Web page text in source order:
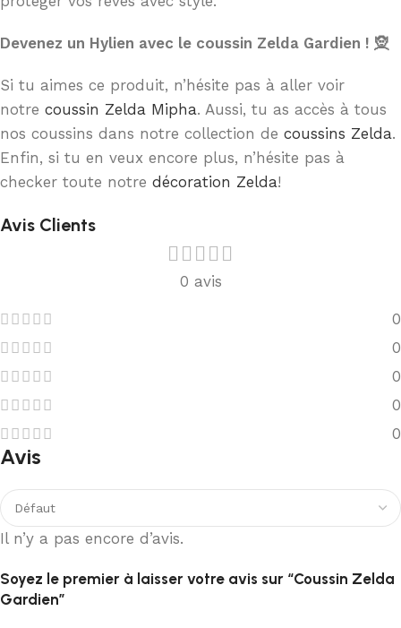
Devenez un Hylien avec le coussin Zelda Gardien ! 🧝
Si tu aimes ce produit, n’hésite pas à aller voir
notre coussin Zelda Mipha. Aussi, tu as accès à tous
nos coussins dans notre collection de coussins Zelda.
Enfin, si tu en veux encore plus, n’hésite pas à
checker toute notre décoration Zelda!
Avis Clients
0 avis
0
0
0
0
0
Avis
Il n’y a pas encore d’avis.
Soyez le premier à laisser votre avis sur “Coussin Zelda
Gardien”